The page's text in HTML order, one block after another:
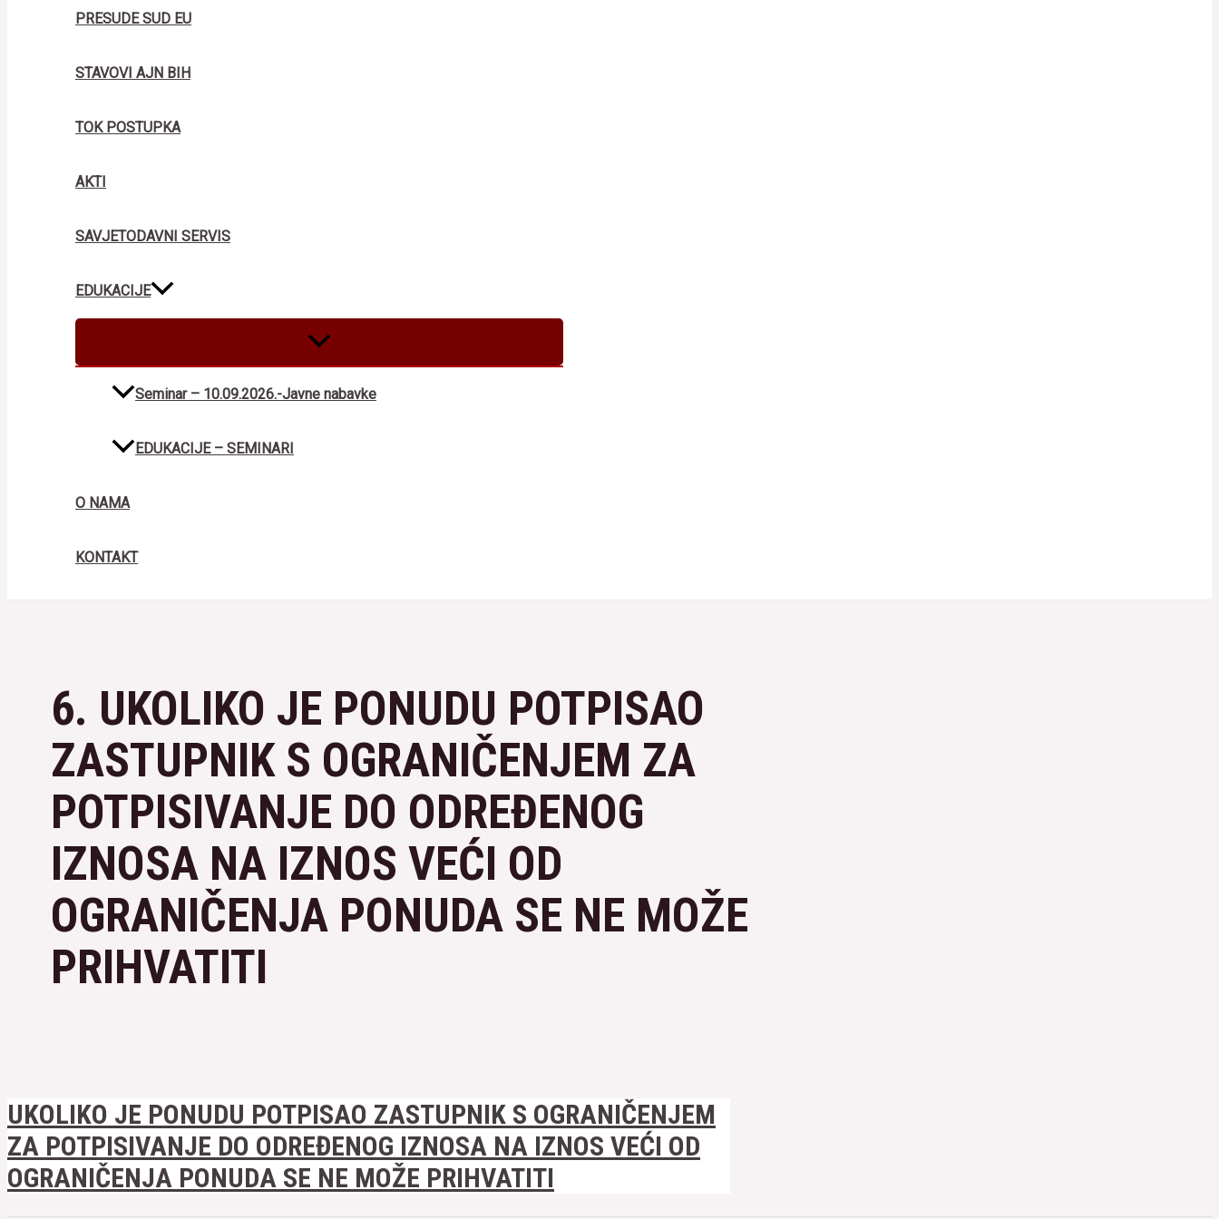
PRESUDE SUD EU
STAVOVI AJN BIH
TOK POSTUPKA
AKTI
SAVJETODAVNI SERVIS
EDUKACIJE
MENU
TOGGLE
Seminar – 10.09.2026.-Javne nabavke
EDUKACIJE – SEMINARI
O NAMA
KONTAKT
6. UKOLIKO JE PONUDU POTPISAO
ZASTUPNIK S OGRANIČENJEM ZA
POTPISIVANJE DO ODREĐENOG
IZNOSA NA IZNOS VEĆI OD
OGRANIČENJA PONUDA SE NE MOŽE
PRIHVATITI
UKOLIKO JE PONUDU POTPISAO ZASTUPNIK S OGRANIČENJEM
ZA POTPISIVANJE DO ODREĐENOG IZNOSA NA IZNOS VEĆI OD
OGRANIČENJA PONUDA SE NE MOŽE PRIHVATITI